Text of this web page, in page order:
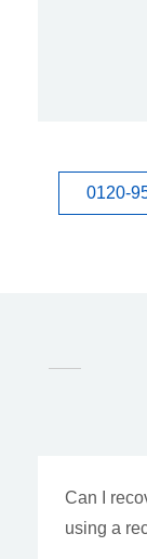
0120-
Can I
using a